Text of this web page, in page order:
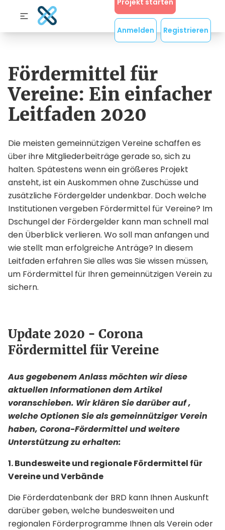
Projekt starten
Anmelden Registrieren
Fördermittel für
Vereine: Ein einfacher
Leitfaden 2020
Die meisten gemeinnützigen Vereine schaffen es
über ihre Mitgliederbeiträge gerade so, sich zu
halten. Spätestens wenn ein größeres Projekt
ansteht, ist ein Auskommen ohne Zuschüsse und
zusätzliche Fördergelder undenkbar. Doch welche
Institutionen vergeben Fördermittel für Vereine? Im
Dschungel der Fördergelder kann man schnell mal
den Überblick verlieren. Wo soll man anfangen und
wie stellt man erfolgreiche Anträge? In diesem
Leitfaden erfahren Sie alles was Sie wissen müssen,
um Fördermittel für Ihren gemeinnützigen Verein zu
sichern.
Update 2020 - Corona
Fördermittel für Vereine
Aus gegebenem Anlass möchten wir diese
aktuellen Informationen dem Artikel
voranschieben. Wir klären Sie darüber auf ,
welche Optionen Sie als gemeinnütziger Verein
haben, Corona-Fördermittel und weitere
Unterstützung zu erhalten:
1. Bundesweite und regionale Fördermittel für
Vereine und Verbände
Die Förderdatenbank der BRD kann Ihnen Auskunft
darüber geben, welche bundesweiten und
regionalen Förderprogramme Ihnen als Verein oder